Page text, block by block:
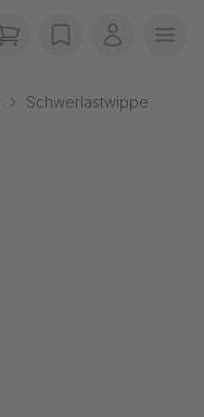
items in cart, view
wishlistMein
Schwerlastwippe